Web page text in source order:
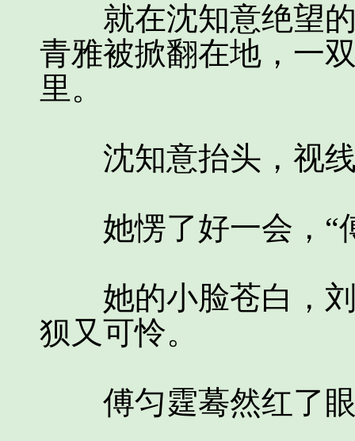
就在沈知意绝望的
青雅被掀翻在地，一
里。
沈知意抬头，视线
她愣了好一会，“
她的小脸苍白，刘
狈又可怜。
傅匀霆蓦然红了眼